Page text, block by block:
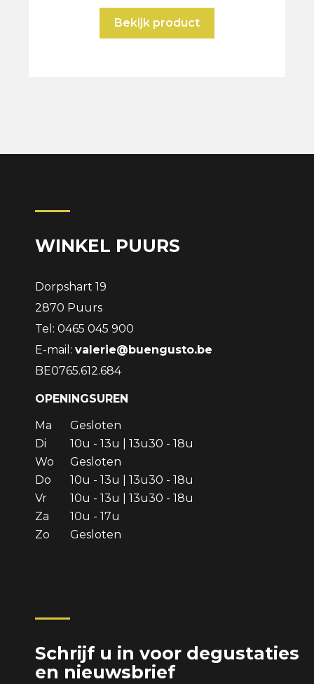
Bekijk product
WINKEL PUURS
Dorpshart 19
2870 Puurs
Tel: 0465 045 900
E-mail: valerie@buengusto.be
BE0765.612.684
OPENINGSUREN
Ma
Gesloten
Di
10u - 13u | 13u30 - 18u
Wo
Gesloten
Do
10u - 13u | 13u30 - 18u
Vr
10u - 13u | 13u30 - 18u
Za
10u - 17u
Zo
Gesloten
Schrijf u in voor degustaties
en nieuwsbrief